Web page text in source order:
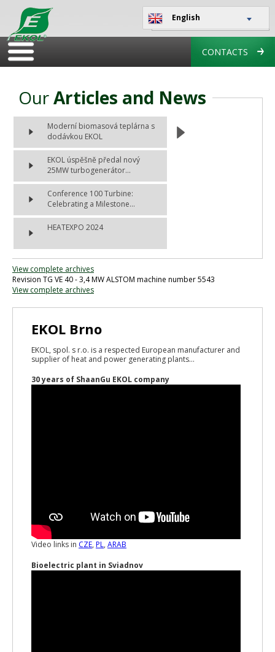
English
CONTACTS
OurArticles and News
Moderní biomasová teplárna s
dodávkou EKOL
EKOL úspěšně předal nový
25MW turbogenerátor...
Conference 100 Turbine:
Celebrating a Milestone...
HEATEXPO 2024
View complete archives
Revision TG VE 40 - 3,4 MW ALSTOM machine number 5543
View complete archives
EKOL Brno
EKOL, spol. s r.o. is a respected European manufacturer and
supplier of heat and power generating plants...
30 years of ShaanGu EKOL company
Video links in CZE, PL, ARAB
Bioelectric plant in Sviadnov